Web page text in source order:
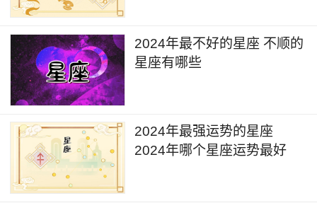
巨蟹座的人平时都是比较沉稳的，而且做人也
是非常小心翼翼的，但是这样的人也是特别容易
吃，感情上面的亏，因为他们一直以来都是特别的
重情重义，所以说对待自己的家庭庭，还有自己的
爱人都是非常好的，所以这样的人特别的难以割舍
自己的感情，是非常艰难的。
为您推荐：
木讷 基本跟女人味绝缘的星座女
2024年最不好的星座 不顺的
星座有哪些
2024年最强运势的星座
2024年哪个星座运势最好